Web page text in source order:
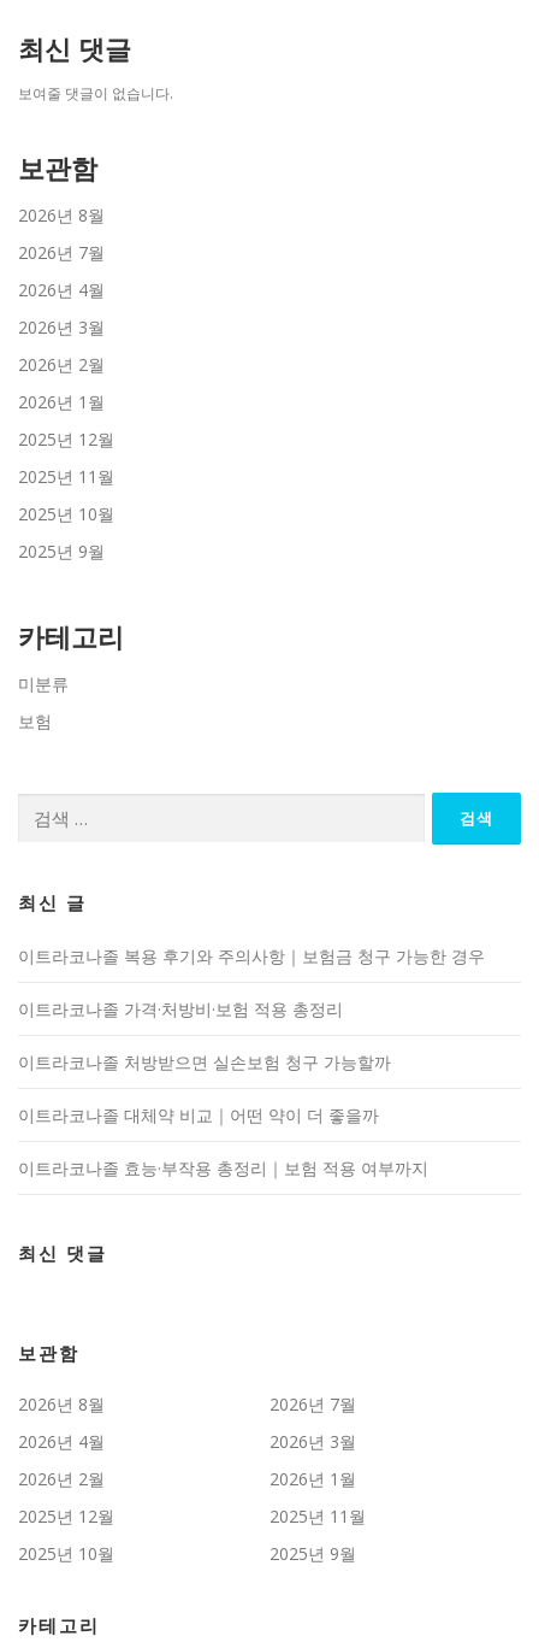
최신 댓글
보여줄 댓글이 없습니다.
보관함
2026년 8월
2026년 7월
2026년 4월
2026년 3월
2026년 2월
2026년 1월
2025년 12월
2025년 11월
2025년 10월
2025년 9월
카테고리
미분류
보험
최신 글
이트라코나졸 복용 후기와 주의사항｜보험금 청구 가능한 경우
이트라코나졸 가격·처방비·보험 적용 총정리
이트라코나졸 처방받으면 실손보험 청구 가능할까
이트라코나졸 대체약 비교｜어떤 약이 더 좋을까
이트라코나졸 효능·부작용 총정리｜보험 적용 여부까지
최신 댓글
보관함
2026년 8월
2026년 7월
2026년 4월
2026년 3월
2026년 2월
2026년 1월
2025년 12월
2025년 11월
2025년 10월
2025년 9월
카테고리